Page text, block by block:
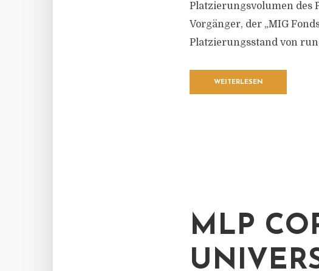
Platzierungsvolumen des
Vorgänger, der „MIG
Platzierungsstand von
WEITERLESEN
MLP